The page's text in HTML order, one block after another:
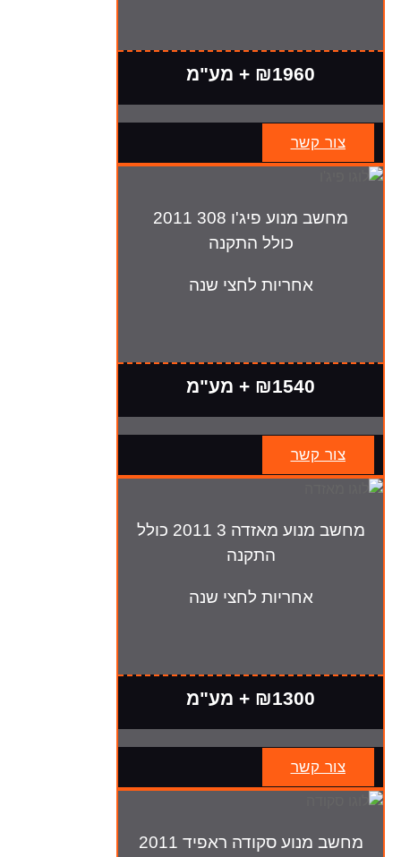
₪1960 + מע"מ
צור קשר
מחשב מנוע פיג'ו 308 2011
כולל התקנה
אחריות לחצי שנה
₪1540 + מע"מ
צור קשר
מחשב מנוע מאזדה 3 2011 כולל
התקנה
אחריות לחצי שנה
₪1300 + מע"מ
צור קשר
מחשב מנוע סקודה ראפיד 2011